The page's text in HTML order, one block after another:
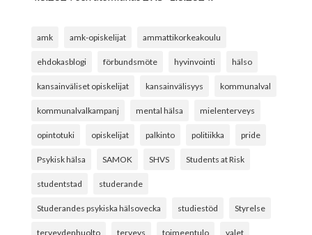
amk amk-opiskelijat ammattikorkeakoulu
ehdokasblogi förbundsmöte hyvinvointi hälso
kansainväliset opiskelijat kansainvälisyys kommunalval
kommunalvalkampanj mental hälsa mielenterveys
opintotuki opiskelijat palkinto politiikka pride
Psykisk hälsa SAMOK SHVS Students at Risk
studentstad studerande
Studerandes psykiska hälsovecka studiestöd Styrelse
terveydenhuolto terveys toimeentulo valet